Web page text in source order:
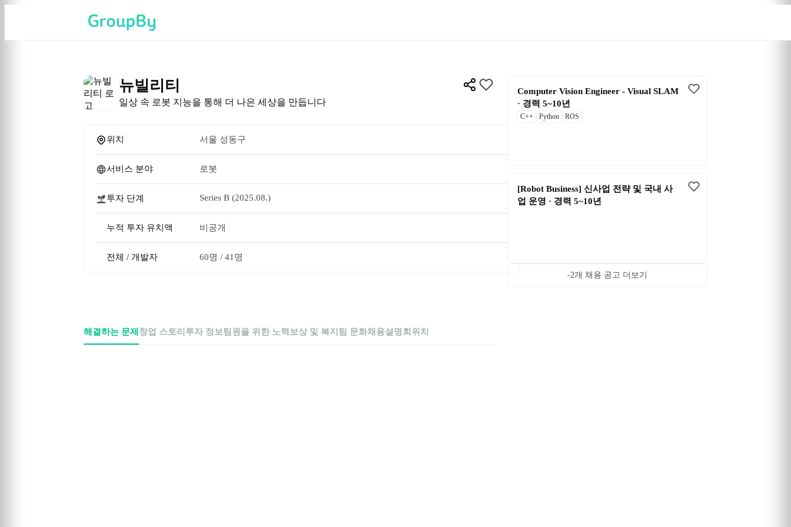
뉴빌리티
일상 속 로봇 지능을 통해 더 나은 세상을 만듭니다
위치 서울 성동구
서비스 분야 로봇
투자 단계 Series B (2025.08.)
누적 투자 유치액 비공개
전체 / 개발자 60명 / 41명
해결하는 문제 창업 스토리 투자 정보 팀원을 위한 노력 보상 및 복지 팀 문화채용설명회 위치
Computer Vision Engineer - Visual SLAM
· 경력 5~10년
C++ Python ROS
[Robot Business] 신사업 전략 및 국내 사
업 운영 · 경력 5~10년
-2개 채용 공고 더보기